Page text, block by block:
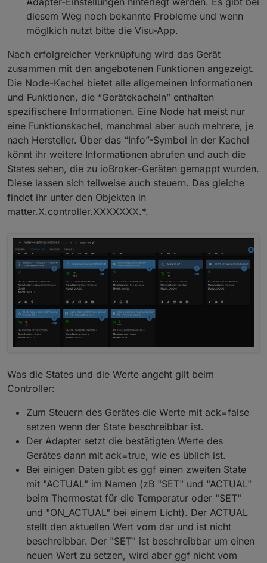
diesem Weg noch bekannte Probleme und wenn
möglkich nutzt bitte die Visu-App.
Nach erfolgreicher Verknüpfung wird das Gerät
zusammen mit den angebotenen Funktionen angezeigt.
Die Node-Kachel bietet alle allgemeinen Informationen
und Funktionen, die “Gerätekacheln” enthalten
spezifischere Informationen. Eine Node hat meist nur
eine Funktionskachel, manchmal aber auch mehrere, je
nach Hersteller. Über das “Info”-Symbol in der Kachel
könnt ihr weitere Informationen abrufen und auch die
States sehen, die zu ioBroker-Geräten gemappt wurden.
Diese lassen sich teilweise auch steuern. Das gleiche
findet ihr unter den Objekten in
matter.X.controller.XXXXXXX.*.
Was die States und die Werte angeht gilt beim
Controller:
Zum Steuern des Gerätes die Werte mit ack=false
setzen wenn der State beschreibbar ist.
Der Adapter setzt die bestätigten Werte des
Gerätes dann mit ack=true, wie es üblich ist.
Bei einigen Daten gibt es ggf einen zweiten State
mit "ACTUAL" im Namen (zB "SET" und "ACTUAL"
beim Thermostat für die Temperatur oder "SET"
und "ON_ACTUAL" bei einem Licht). Der ACTUAL
stellt den aktuellen Wert vom dar und ist nicht
beschreibbar. Der "SET" ist beschreibbar um einen
neuen Wert zu setzen, wird aber ggf nicht vom